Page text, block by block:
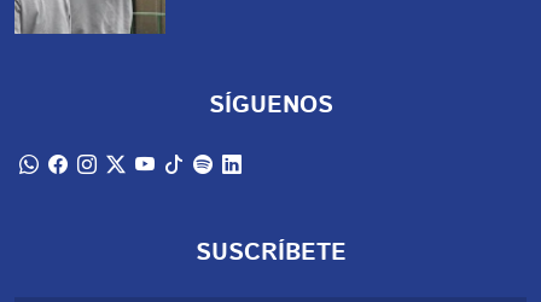
SÍGUENOS
SUSCRÍBETE